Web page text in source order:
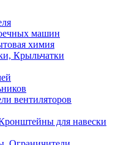
машин
химия
Крыльчатки
вентиляторов
для навески